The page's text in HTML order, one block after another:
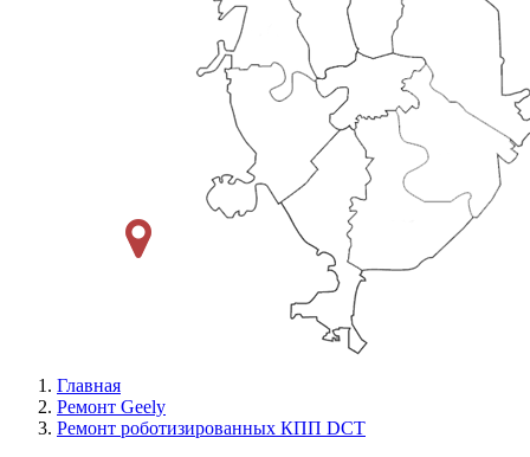
Главная
Ремонт Geely
Ремонт роботизированных КПП DCT